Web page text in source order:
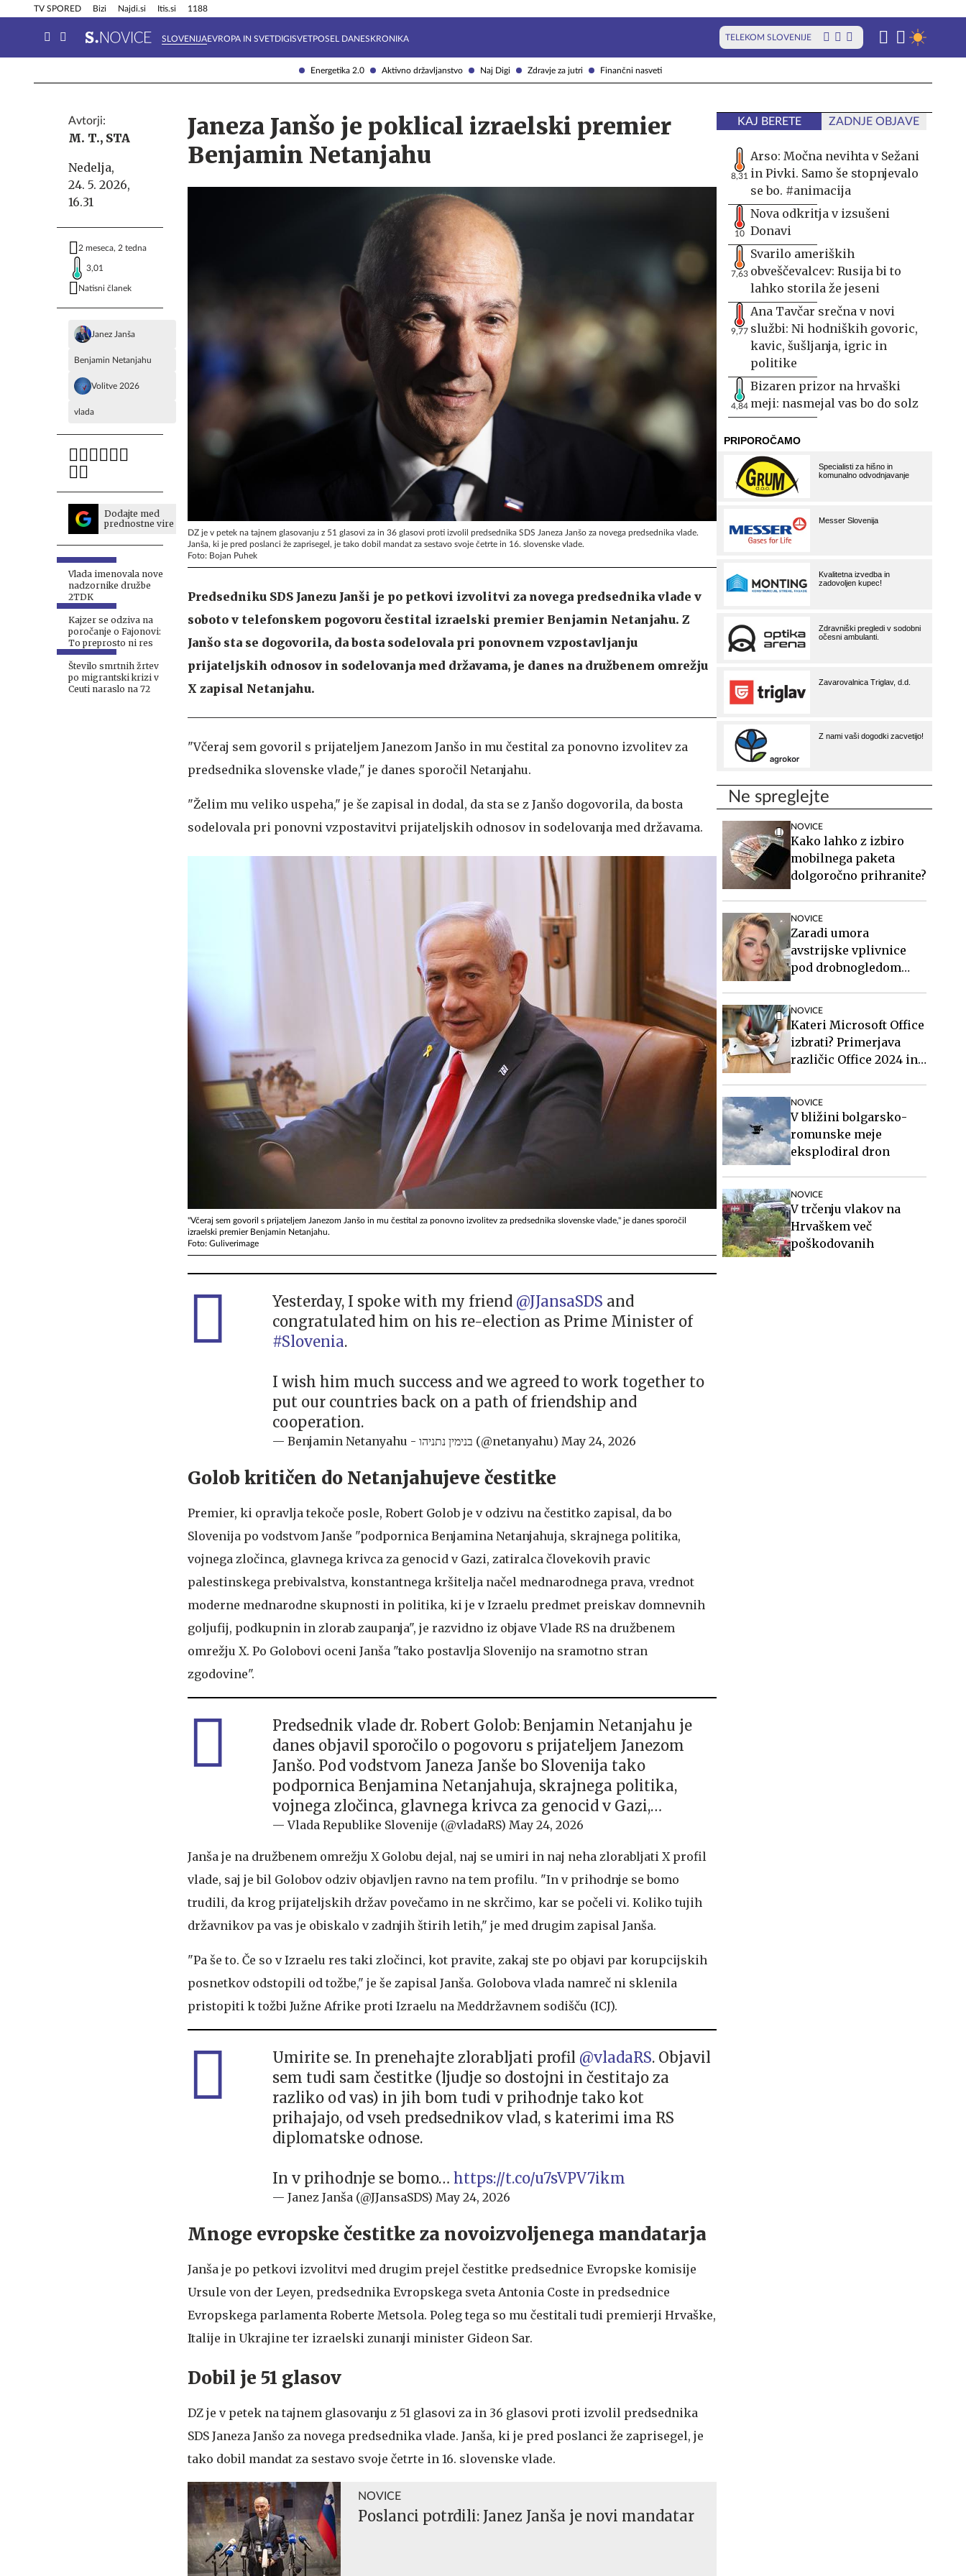
Energetika 2.0 Aktivno državljanstvo Naj Digi Zdravje za jutri Finančni nasveti
TV SPORED Bizi Najdi.si Itis.si 1188
SLOVENIJAEVROPA IN SVETDIGISVETPOSEL DANESKRONIKA TELEKOM SLOVENIJE
Info in obvestila Tehnik
Avtorji:
M. T., STA
Nedelja,
24. 5. 2026,
16.31
2 meseca, 2 tedna
3,01
Natisni članek
Janez Janša
Benjamin Netanjahu
Volitve 2026
vlada
Dodajte med
prednostne vire
Vlada imenovala nove
nadzornike družbe
2TDK
Kajzer se odziva na
poročanje o Fajonovi:
To preprosto ni res
Število smrtnih žrtev
po migrantski krizi v
Ceuti naraslo na 72
Janeza Janšo je poklical izraelski premier
Benjamin Netanjahu
DZ je v petek na tajnem glasovanju z 51 glasovi za in 36 glasovi proti izvolil predsednika SDS Janeza Janšo za novega predsednika vlade.
Janša, ki je pred poslanci že zaprisegel, je tako dobil mandat za sestavo svoje četrte in 16. slovenske vlade.
Foto: Bojan Puhek
Predsedniku SDS Janezu Janši je po petkovi izvolitvi za novega predsednika vlade v
soboto v telefonskem pogovoru čestital izraelski premier Benjamin Netanjahu. Z
Janšo sta se dogovorila, da bosta sodelovala pri ponovnem vzpostavljanju
prijateljskih odnosov in sodelovanja med državama, je danes na družbenem omrežju
X zapisal Netanjahu.
"Včeraj sem govoril s prijateljem Janezom Janšo in mu čestital za ponovno izvolitev za
predsednika slovenske vlade," je danes sporočil Netanjahu.
"Želim mu veliko uspeha," je še zapisal in dodal, da sta se z Janšo dogovorila, da bosta
sodelovala pri ponovni vzpostavitvi prijateljskih odnosov in sodelovanja med državama.
"Včeraj sem govoril s prijateljem Janezom Janšo in mu čestital za ponovno izvolitev za predsednika slovenske vlade," je danes sporočil
izraelski premier Benjamin Netanjahu.
Foto: Guliverimage
Yesterday, I spoke with my friend @JJansaSDS and
congratulated him on his re-election as Prime Minister of
#Slovenia.
I wish him much success and we agreed to work together to
put our countries back on a path of friendship and
cooperation.
— Benjamin Netanyahu - בנימין נתניהו (@netanyahu) May 24, 2026
Golob kritičen do Netanjahujeve čestitke
Premier, ki opravlja tekoče posle, Robert Golob je v odzivu na čestitko zapisal, da bo
Slovenija po vodstvom Janše "podpornica Benjamina Netanjahuja, skrajnega politika,
vojnega zločinca, glavnega krivca za genocid v Gazi, zatiralca človekovih pravic
palestinskega prebivalstva, konstantnega kršitelja načel mednarodnega prava, vrednot
moderne mednarodne skupnosti in politika, ki je v Izraelu predmet preiskav domnevnih
goljufij, podkupnin in zlorab zaupanja", je razvidno iz objave Vlade RS na družbenem
omrežju X. Po Golobovi oceni Janša "tako postavlja Slovenijo na sramotno stran
zgodovine".
Predsednik vlade dr. Robert Golob: Benjamin Netanjahu je
danes objavil sporočilo o pogovoru s prijateljem Janezom
Janšo. Pod vodstvom Janeza Janše bo Slovenija tako
podpornica Benjamina Netanjahuja, skrajnega politika,
vojnega zločinca, glavnega krivca za genocid v Gazi,…
— Vlada Republike Slovenije (@vladaRS) May 24, 2026
Janša je na družbenem omrežju X Golobu dejal, naj se umiri in naj neha zlorabljati X profil
vlade, saj je bil Golobov odziv objavljen ravno na tem profilu. "In v prihodnje se bomo
trudili, da krog prijateljskih držav povečamo in ne skrčimo, kar se počeli vi. Koliko tujih
državnikov pa vas je obiskalo v zadnjih štirih letih," je med drugim zapisal Janša.
"Pa še to. Če so v Izraelu res taki zločinci, kot pravite, zakaj ste po objavi par korupcijskih
posnetkov odstopili od tožbe," je še zapisal Janša. Golobova vlada namreč ni sklenila
pristopiti k tožbi Južne Afrike proti Izraelu na Meddržavnem sodišču (ICJ).
Umirite se. In prenehajte zlorabljati profil @vladaRS. Objavil
sem tudi sam čestitke (ljudje so dostojni in čestitajo za
razliko od vas) in jih bom tudi v prihodnje tako kot
prihajajo, od vseh predsednikov vlad, s katerimi ima RS
diplomatske odnose.
In v prihodnje se bomo… https://t.co/u7sVPV7ikm
— Janez Janša (@JJansaSDS) May 24, 2026
Mnoge evropske čestitke za novoizvoljenega mandatarja
Janša je po petkovi izvolitvi med drugim prejel čestitke predsednice Evropske komisije
Ursule von der Leyen, predsednika Evropskega sveta Antonia Coste in predsednice
Evropskega parlamenta Roberte Metsola. Poleg tega so mu čestitali tudi premierji Hrvaške,
Italije in Ukrajine ter izraelski zunanji minister Gideon Sar.
Dobil je 51 glasov
DZ je v petek na tajnem glasovanju z 51 glasovi za in 36 glasovi proti izvolil predsednika
SDS Janeza Janšo za novega predsednika vlade. Janša, ki je pred poslanci že zaprisegel, je
tako dobil mandat za sestavo svoje četrte in 16. slovenske vlade.
NOVICE
Poslanci potrdili: Janez Janša je novi mandatar
KAJ BERETE ZADNJE OBJAVE
8,31
Arso: Močna nevihta v Sežani
in Pivki. Samo še stopnjevalo
se bo. #animacija
10
Nova odkritja v izsušeni
Donavi
7,63
Svarilo ameriških
obveščevalcev: Rusija bi to
lahko storila že jeseni
9,77
Ana Tavčar srečna v novi
službi: Ni hodniških govoric,
kavic, šušljanja, igric in
politike
4,84
Bizaren prizor na hrvaški
meji: nasmejal vas bo do solz
Ne spreglejte
NOVICE
Kako lahko z izbiro
mobilnega paketa
dolgoročno prihranite?
NOVICE
Zaradi umora
avstrijske vplivnice
pod drobnogledom
NOVICE
Kateri Microsoft Office
izbrati? Primerjava
različic Office 2024 in
NOVICE
V bližini bolgarsko-
romunske meje
eksplodiral dron
NOVICE
V trčenju vlakov na
Hrvaškem več
poškodovanih